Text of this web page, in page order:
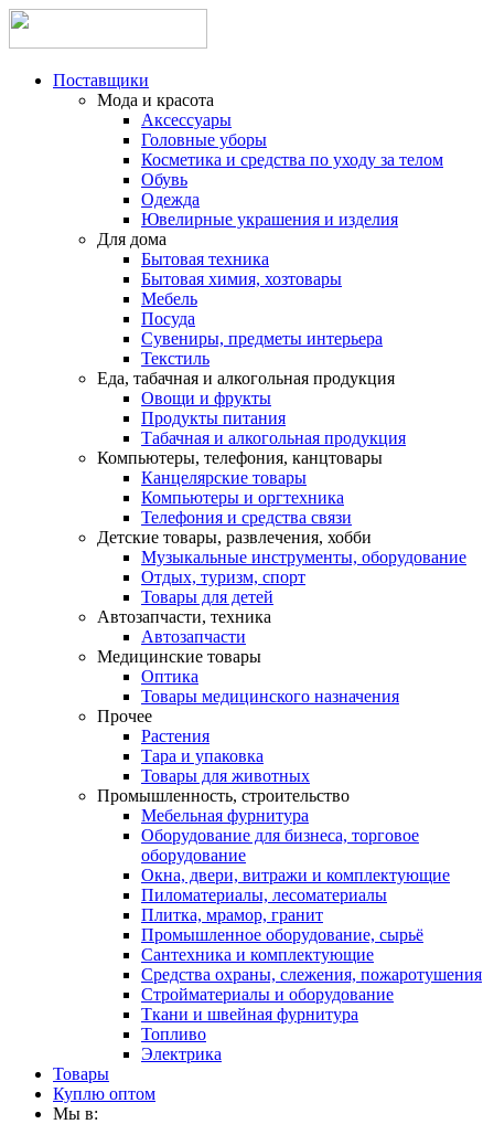
Поставщики
Мода и красота
Аксессуары
Головные уборы
Косметика и средства по уходу за телом
Обувь
Одежда
Ювелирные украшения и изделия
Для дома
Бытовая техника
Бытовая химия, хозтовары
Мебель
Посуда
Сувениры, предметы интерьера
Текстиль
Еда, табачная и алкогольная продукция
Овощи и фрукты
Продукты питания
Табачная и алкогольная продукция
Компьютеры, телефония, канцтовары
Канцелярские товары
Компьютеры и оргтехника
Телефония и средства связи
Детские товары, развлечения, хобби
Музыкальные инструменты, оборудование
Отдых, туризм, спорт
Товары для детей
Автозапчасти, техника
Автозапчасти
Медицинские товары
Оптика
Товары медицинского назначения
Прочее
Растения
Тара и упаковка
Товары для животных
Промышленность, строительство
Мебельная фурнитура
Оборудование для бизнеса, торговое
оборудование
Окна, двери, витражи и комплектующие
Пиломатериалы, лесоматериалы
Плитка, мрамор, гранит
Промышленное оборудование, сырьё
Сантехника и комплектующие
Средства охраны, слежения, пожаротушения
Стройматериалы и оборудование
Ткани и швейная фурнитура
Топливо
Электрика
Товары
Куплю оптом
Мы в: